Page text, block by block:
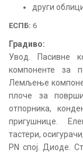
други
ЕСПБ: 6
Градиво:
Увод. Пасивне
компоненте за
Лемљење
плоче за
отпорника,
пригушнице.
тастери,
PN спој. Диоде.